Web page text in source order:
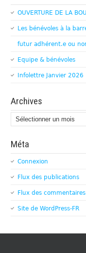
OUVERTURE DE LA
Les bénévoles à la
futur adhérent.e ou
Equipe & bénévoles
Infolettre Janvier 2026
Archives
Archives
Méta
Connexion
Flux des publications
Flux des commentaires
Site de WordPress-FR